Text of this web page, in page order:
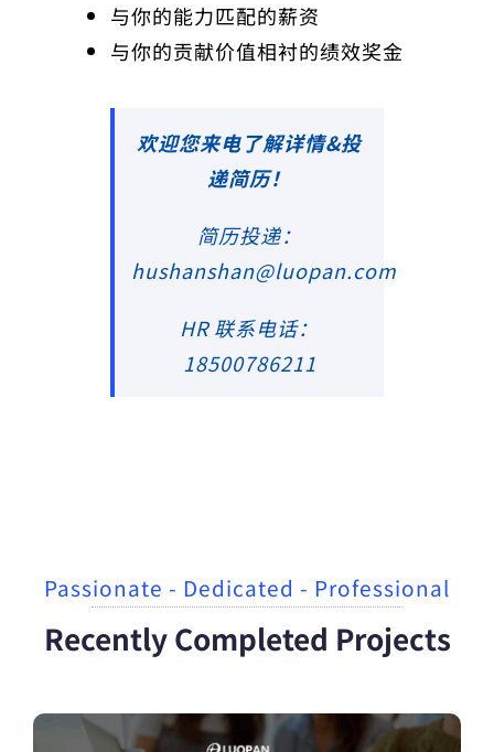
与你的能力匹配的薪资
与你的贡献价值相衬的绩效奖金
欢迎您来电了解详情&投
递简历！
简历投递：
hushanshan@luopan.com
HR 联系电话：
18500786211
Passionate - Dedicated - Professional
Recently Completed Projects